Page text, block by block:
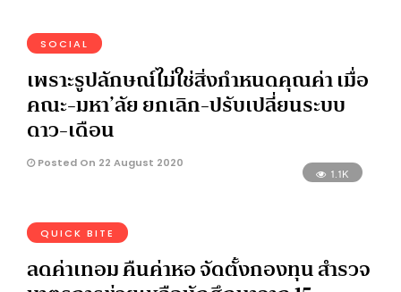
SOCIAL
เพราะรูปลักษณ์ไม่ใช่สิ่งกำหนดคุณค่า เมื่อ
คณะ-มหา’ลัย ยกเลิก-ปรับเปลี่ยนระบบ
ดาว-เดือน
Posted On 22 August 2020
1.1K
QUICK BITE
ลดค่าเทอม คืนค่าหอ จัดตั้งกองทุน สำรวจ